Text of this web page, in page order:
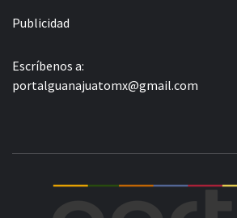
Publicidad
Escríbenos a:
portalguanajuatomx@gmail.com